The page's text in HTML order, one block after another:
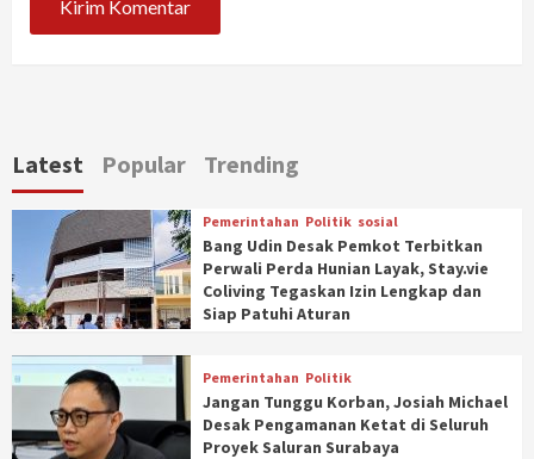
Latest Popular Trending
Pemerintahan Politik sosial
Bang Udin Desak Pemkot Terbitkan
Perwali Perda Hunian Layak, Stay.vie
Coliving Tegaskan Izin Lengkap dan
Siap Patuhi Aturan
Pemerintahan Politik
Jangan Tunggu Korban, Josiah Michael
Desak Pengamanan Ketat di Seluruh
Proyek Saluran Surabaya